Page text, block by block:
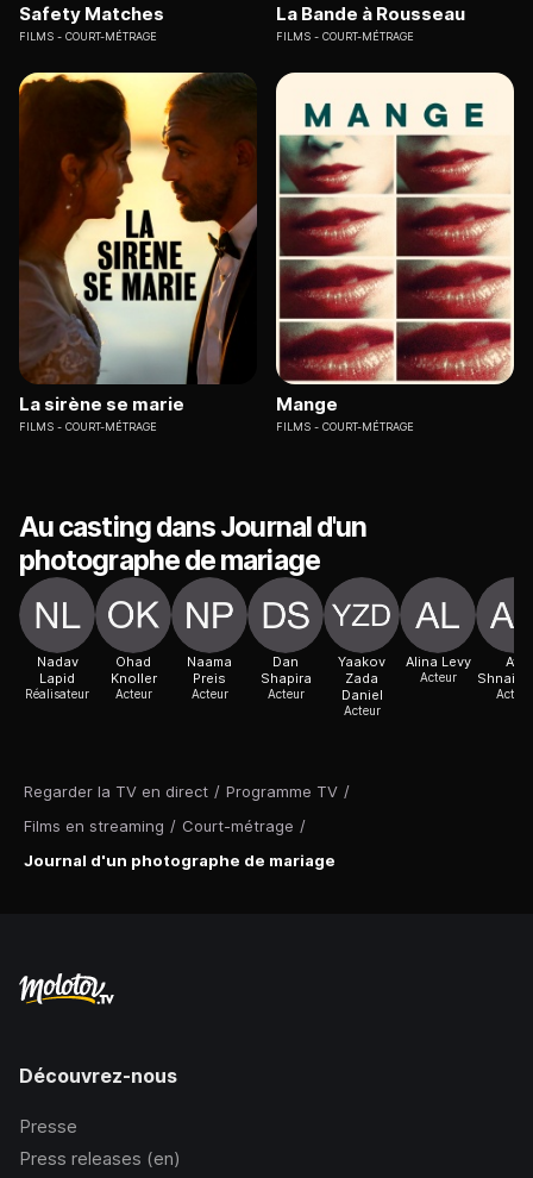
Regarder la TV en direct / Programme TV /
Films en streaming / Court-métrage /
Journal d'un photographe de mariage
Safety Matches
FILMS COURT-MÉTRAGE
La Bande à Rousseau
FILMS COURT-MÉTRAGE
La sirène se marie
FILMS COURT-MÉTRAGE
Mange
FILMS COURT-MÉTRAGE
Au casting dans Journal d'un
photographe de mariage
Nadav
Lapid
Réalisateur
Ohad
Knoller
Acteur
Naama
Preis
Acteur
Dan
Shapira
Acteur
Yaakov
Zada
Daniel
Acteur
Alina Levy
Acteur
Avi
Acteur
Découvrez-nous
Presse
Press releases (en)